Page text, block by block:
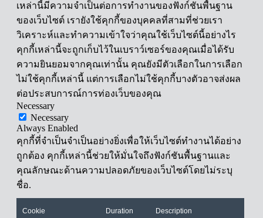
เหล่านี้มีความจำเป็นต่อการทำงานของฟังก์ชันพื้นฐาน
ของเว็บไซต์ เรายังใช้คุกกี้ของบุคคลที่สามที่ช่วยเรา
วิเคราะห์และทำความเข้าใจว่าคุณใช้เว็บไซต์นี้อย่างไร
คุกกี้เหล่านี้จะถูกเก็บไว้ในเบราว์เซอร์ของคุณเมื่อได้รับ
ความยินยอมจากคุณเท่านั้น คุณยังมีตัวเลือกในการเลือก
ไม่ใช้คุกกี้เหล่านี้ แต่การเลือกไม่ใช้คุกกี้บางตัวอาจส่งผล
ต่อประสบการณ์การท่องเว็บของคุณ
Necessary
Necessary
Always Enabled
คุกกี้ที่จำเป็นจำเป็นอย่างยิ่งเพื่อให้เว็บไซต์ทำงานได้อย่าง
ถูกต้อง คุกกี้เหล่านี้ช่วยให้มั่นใจถึงฟังก์ชันพื้นฐานและ
คุณลักษณะด้านความปลอดภัยของเว็บไซต์โดยไม่ระบุ
ชื่อ.
Cookie Duration Description